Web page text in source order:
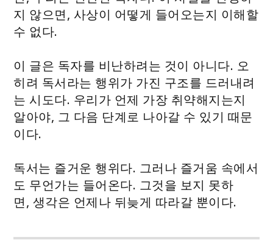
지 않으면, 사상이 어떻게 들어오는지 이해할
수 없다.
이 글은 독자를 비난하려는 것이 아니다. 오
히려 독서라는 행위가 가진 구조를 드러내려
는 시도다. 우리가 언제 가장 취약해지는지
알아야, 그 다음 단계로 나아갈 수 있기 때문
이다.
독서는 즐거운 행위다. 그러나 즐거움 속에서
도 무언가는 들어온다. 그것을 보지 못하
면, 생각은 언제나 뒤늦게 따라갈 뿐이다.